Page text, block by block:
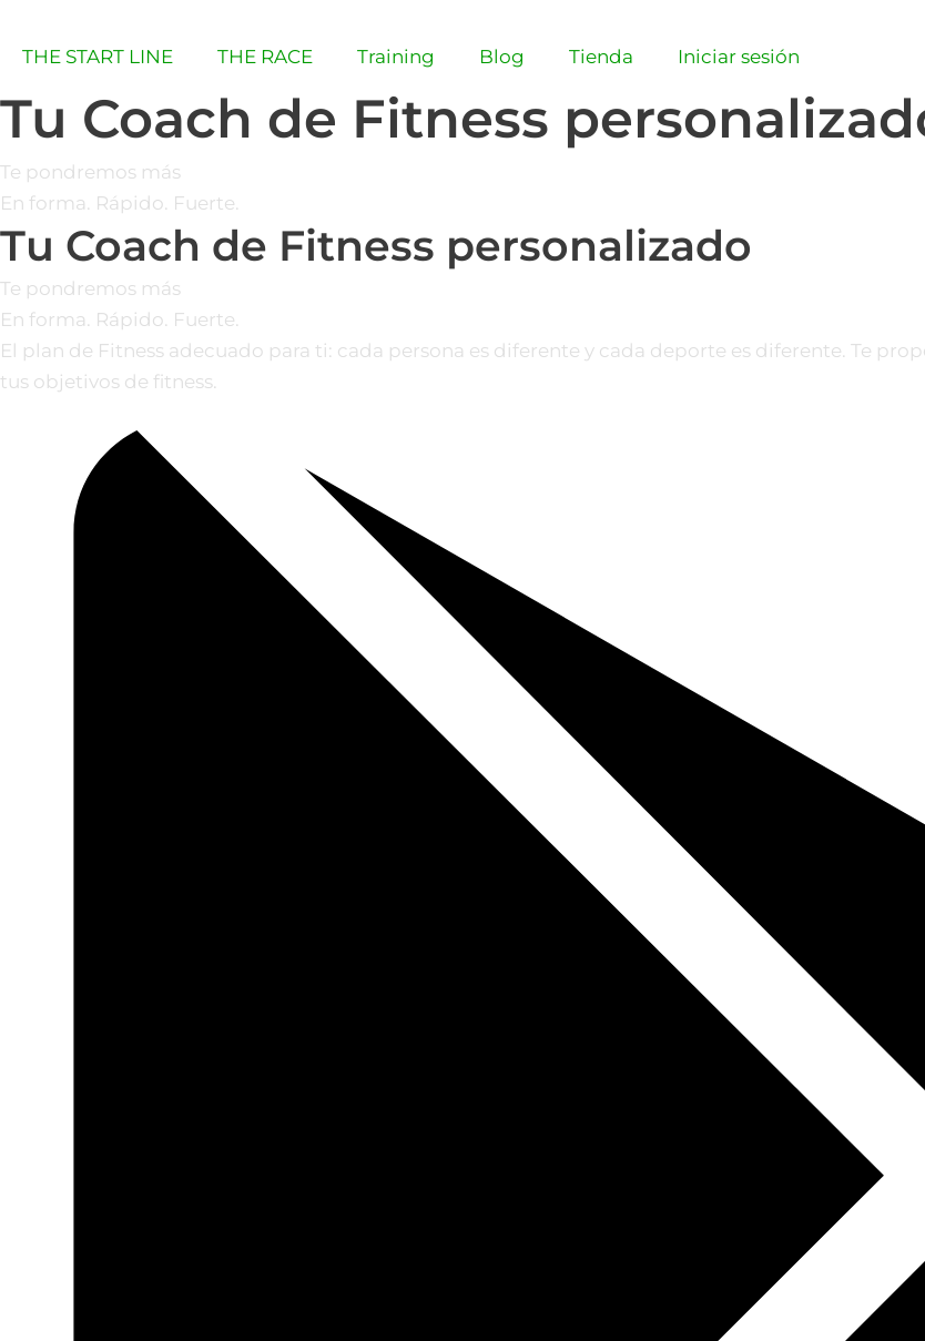
THE START LINE THE RACE Training Blog Tienda Iniciar sesión
Tu Coach de Fitness
Te pondremos más
En forma. Rápido. Fuerte.
Tu Coach de Fitness personalizado
Te pondremos más
En forma. Rápido. Fuerte.
El plan de Fitness adecuado para ti: cada persona es diferente y cada deporte es diferente. Te
tus objetivos de fitness.